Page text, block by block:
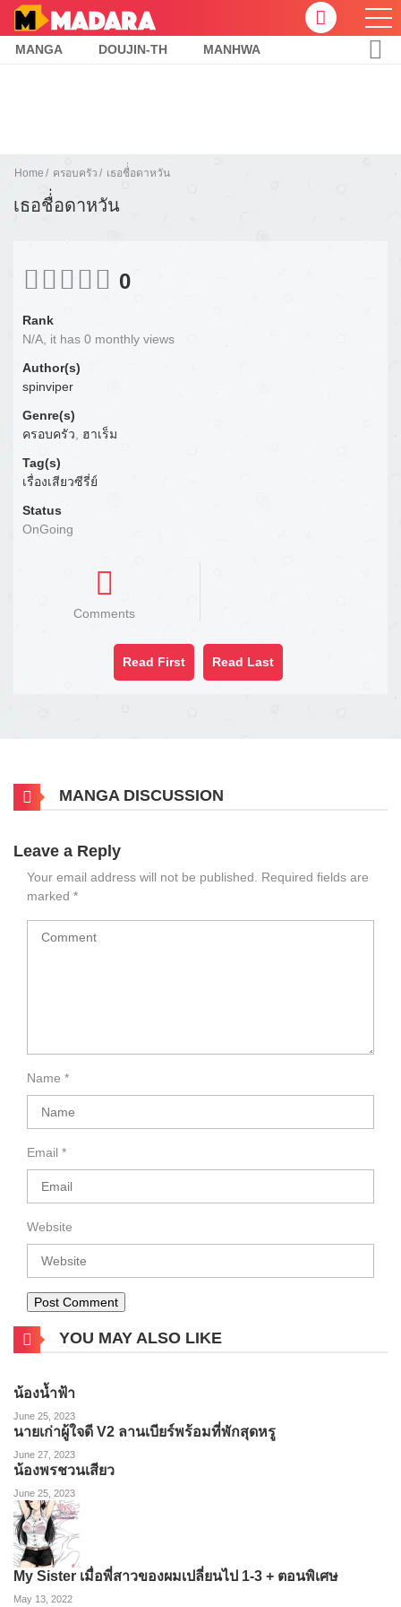
MANGA DOUJIN-TH MANHWA
Home ครอบครัว เธอชื่่อดาหวัน
เธอชื่่อดาหวัน
0
Rank
N/A, it has 0 monthly views
Author(s)
spinviper
Genre(s)
ครอบครัว, ฮาเร็ม
Tag(s)
เรื่องเสียวซีรี่ย์
Status
OnGoing
Comments
Read First Read Last
MANGA DISCUSSION
Leave a Reply
Your email address will not be published. Required fields are
marked *
Name *
Email *
Website
YOU MAY ALSO LIKE
น้องน้ำฟ้า
June 25, 2023
นายเก่าผู้ใจดี V2 ลานเบียร์พร้อมที่พักสุดหรู
June 27, 2023
น้องพรชวนเสียว
June 25, 2023
My Sister เมื่อพี่สาวของผมเปลี่ยนไป 1-3 + ตอนพิเศษ
May 13, 2022